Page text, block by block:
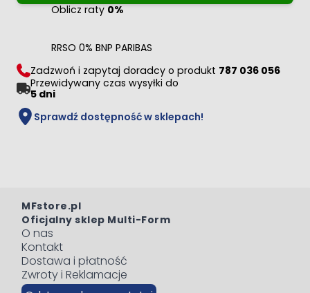
Oblicz raty0%
RRSO 0% BNP PARIBAS
Zadzwoń i zapytaj doradcy o produkt 787 036 056
Przewidywany czas wysyłki do
5 dni
Sprawdź dostępność w sklepach!
MFstore.pl
Oficjalny sklep Multi-Form
O nas
Kontakt
Dostawa i płatność
Zwroty i Reklamacje